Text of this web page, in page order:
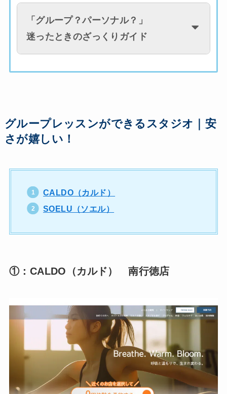
「 グループ？パーソナル？ 」
迷ったときのざっくりガイド
グループレッスンができるスタジオ｜安
さが嬉しい！
CALDO（カルド）
SOELU（ソエル）
①：CALDO（カルド） 南行徳店